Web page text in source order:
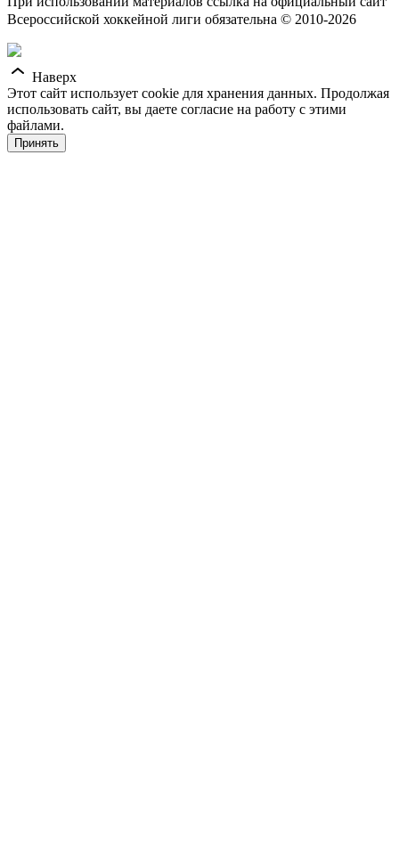
Всероссийской хоккейной лиги обязательна © 2010-2026
Наверх
Этот сайт использует cookie для хранения данных. Продолжая
использовать сайт, вы даете согласие на работу с этими
файлами.
Принять